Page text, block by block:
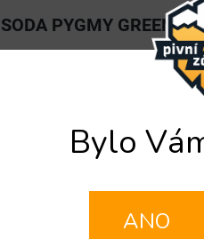
SODA PYGMY GREEN
Výrobník sodové vody SODA
neperlivé chlazené
výkon 20 až 25 litrů
sodové vody je
Moderní designvyzdvihuje tento
neobsahuje vestavěný
Bylo
ANO